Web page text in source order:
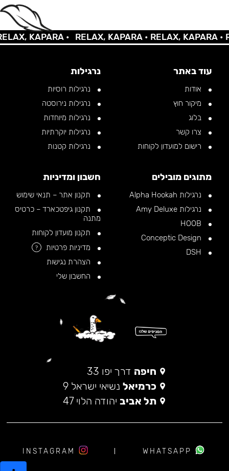
KAPARA • RELAX, KAPARA •RELAX, KAPARA •
עוד באתר
אודות
מיקור חוץ
בלוג
צרו קשר
רישום למועדון לקוחות
נרגילות
נרגילות רוסיות
נרגילות נירוסטה
נרגילות מיוחדות
נרגילות יוקרתיות
נרגילות קטנות
מתוגים מובילים
נרגילות Alpha Hookah
נרגילות Amy Deluxe
חשבון ומדיניות
תקנון אתר – תנאי שימוש
תקנון גיפטכארד – כרטיס
מתנה
תקנון מועדון לקוחות
מדיניות פרטיות
?
הצהרת נגישות
החשבון שלי
חיפה דרך יפו 33
כרמיאל נשיאי ישראל 9
תל אביב יהודה הלוי 47
WHATSAPP
INSTAGRAM